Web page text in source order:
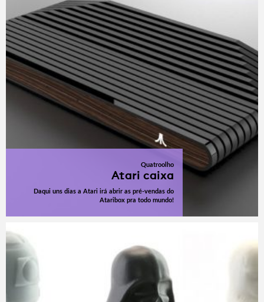
Quatroolho
Atari caixa
Daqui uns dias a Atari irá abrir as pré-vendas do
Ataribox pra todo mundo!